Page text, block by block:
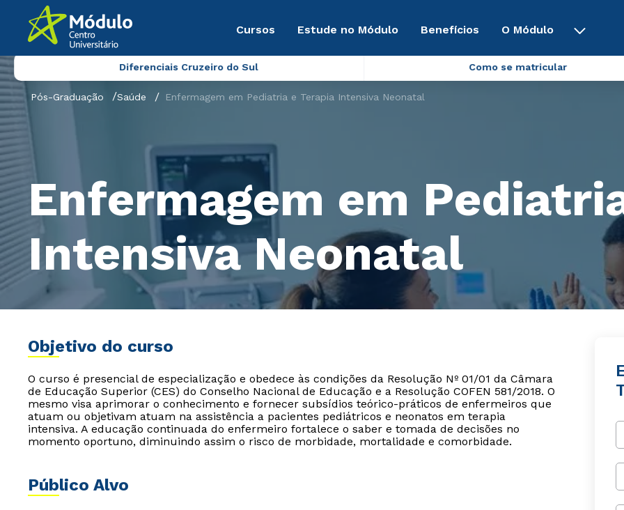
Cursos Estude no Módulo Benefícios O Módulo
Diferenciais Cruzeiro do Sul Como se matricular
Pós-Graduação Saúde Enfermagem em Pediatria e Terapia Intensiva Neonatal
Enfermagem em
Intensiva Neonatal
Objetivo do curso
O curso é presencial de especialização e obedece às condições da Resolução Nº 01/01 da Câmara
de Educação Superior (CES) do Conselho Nacional de Educação e a Resolução COFEN 581/2018. O
mesmo visa aprimorar o conhecimento e fornecer subsídios teórico-práticos de enfermeiros que
atuam ou objetivam atuam na assistência a pacientes pediátricos e neonatos em terapia
intensiva. A educação continuada do enfermeiro fortalece o saber e tomada de decisões no
momento oportuno, diminuindo assim o risco de morbidade, mortalidade e comorbidade.
Público Alvo